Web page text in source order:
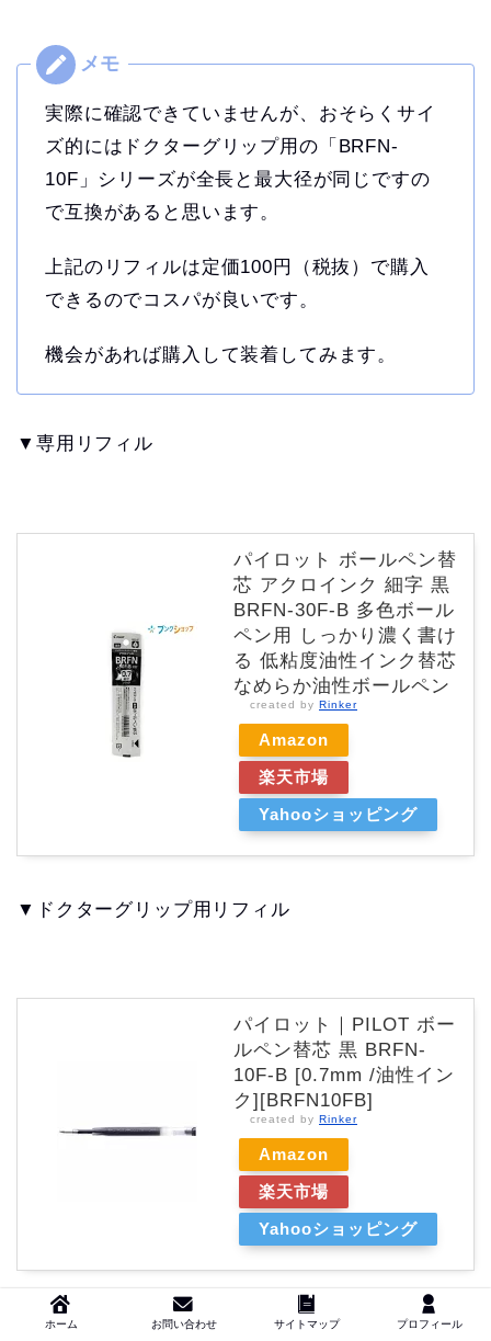
実際に確認できていませんが、おそらくサイ
ズ的にはドクターグリップ用の「BRFN-
10F」シリーズが全長と最大径が同じですの
で互換があると思います。
上記のリフィルは定価100円（税抜）で購入
できるのでコスパが良いです。
機会があれば購入して装着してみます。
▼専用リフィル
パイロット ボールペン替
芯 アクロインク 細字 黒
BRFN-30F-B 多色ボール
ペン用 しっかり濃く書け
る 低粘度油性インク替芯
なめらか油性ボールペン
created by Rinker
Amazon
楽天市場
Yahooショッピング
▼ドクターグリップ用リフィル
パイロット｜PILOT ボー
ルペン替芯 黒 BRFN-
10F-B [0.7mm /油性イン
ク][BRFN10FB]
created by Rinker
Amazon
楽天市場
Yahooショッピング
まとめ
ホーム お問い合わせ サイトマップ プロフィール